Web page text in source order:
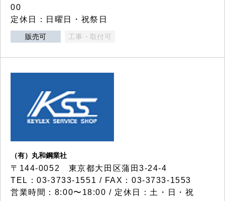
00
定休日：日曜日・祝祭日
販売可 工事・取付可
（有）丸和鋼業社
〒144-0052 東京都大田区蒲田3-24-4
TEL：03-3733-1551 / FAX：03-3733-1553
営業時間：8:00〜18:00 / 定休日：土・日・祝